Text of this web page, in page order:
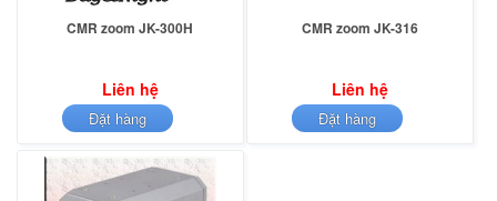
CMR zoom JK-300H
Liên hệ
Đặt hàng
CMR zoom JK-316
Liên hệ
Đặt hàng